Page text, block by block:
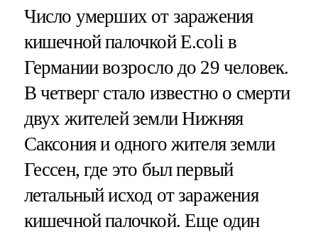
Число умерших от заражения
кишечной палочкой E.coli в
Германии возросло до 29 человек.
В четверг стало известно о смерти
двух жителей земли Нижняя
Саксония и одного жителя земли
Гессен, где это был первый
летальный исход от заражения
кишечной палочкой. Еще один